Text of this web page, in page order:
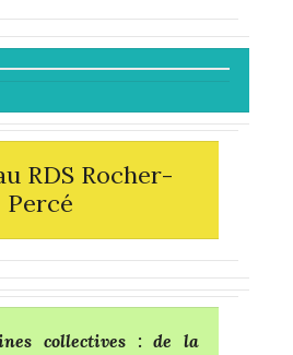
RDS Rocher-
Percé
collectives : de la